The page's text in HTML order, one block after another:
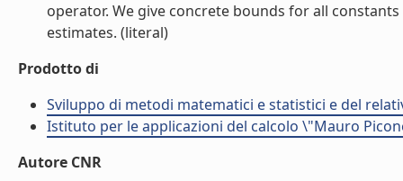
operator. We give concrete bounds for all
estimates. (literal)
Prodotto di
Sviluppo di metodi matematici e statistici e del
Istituto per le applicazioni del calcolo \"Mauro
Autore CNR